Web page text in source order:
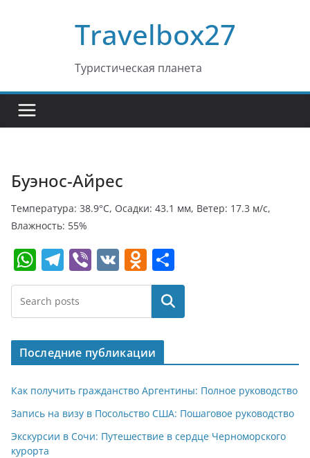
Travelbox27
Туристическая планета
Буэнос-Айрес
Температура: 38.9°C, Осадки: 43.1 мм, Ветер: 17.3 м/с,
Влажность: 55%
W
h
at
s
A
p
p
T
el
e
gr
a
m
Vi
b
V
K
O
d
o
kl
a
ss
ni
ki
т
п
р
в
и
т
ь
Поиск
Последние публикации
Как получить гражданство Аргентины: Полное руководство
Запись на визу в Посольство США: Пошаговое руководство
Экскурсии в Сочи: Путешествие в сердце Черноморского
курорта